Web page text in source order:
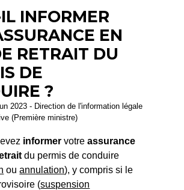
INFORMER
EN
RETRAIT DU
DE
?
2023 - Direction de l'information légale
(Première ministre)
informer votreassurance
du permis de conduire
ouannulation), y compris si le
(suspension